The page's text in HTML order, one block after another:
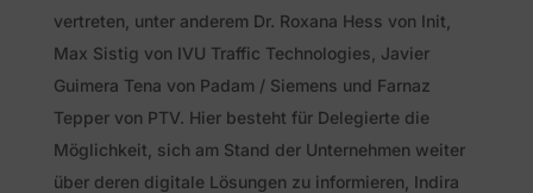
vertreten, unter anderem Dr. Roxana Hess von Init,
Max Sistig von IVU Traffic Technologies, Javier
Guimera Tena von Padam / Siemens und Farnaz
Tepper von PTV. Hier besteht für Delegierte die
Möglichkeit, sich am Stand der Unternehmen weiter
über deren digitale Lösungen zu informieren, Indira